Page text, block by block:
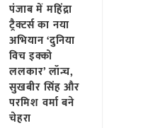
पंजाब में महिंद्रा
ट्रैक्टर्स का नया
अभियान ‘दुनिया
विच इक्को
ललकार’ लॉन्च,
सुखबीर सिंह और
परमिश वर्मा बने
चेहरा